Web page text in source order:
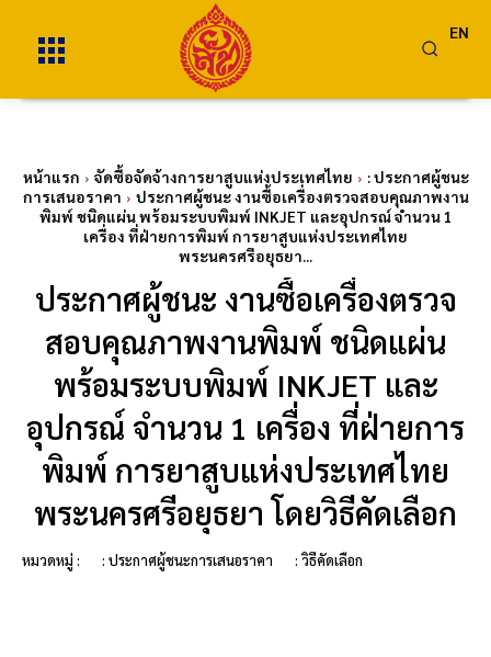
EN
หน้าแรก จัดซื้อจัดจ้างการยาสูบแห่งประเทศไทย
: ประกาศผู้ชนะ
การเสนอราคา
ประกาศผู้ชนะ งานซื้อเครื่องตรวจสอบคุณภาพงาน
พิมพ์ ชนิดแผ่น พร้อมระบบพิมพ์ INKJET และอุปกรณ์ จำนวน 1
เครื่อง ที่ฝ่ายการพิมพ์ การยาสูบแห่งประเทศไทย
พระนครศรีอยุธยา...
ประกาศผู้ชนะ งานซื้อเครื่องตรวจ
สอบคุณภาพงานพิมพ์ ชนิดแผ่น
พร้อมระบบพิมพ์ INKJET และ
อุปกรณ์ จำนวน 1 เครื่อง ที่ฝ่ายการ
พิมพ์ การยาสูบแห่งประเทศไทย
พระนครศรีอยุธยา โดยวิธีคัดเลือก
หมวดหมู่ : : ประกาศผู้ชนะการเสนอราคา : วิธีคัดเลือก